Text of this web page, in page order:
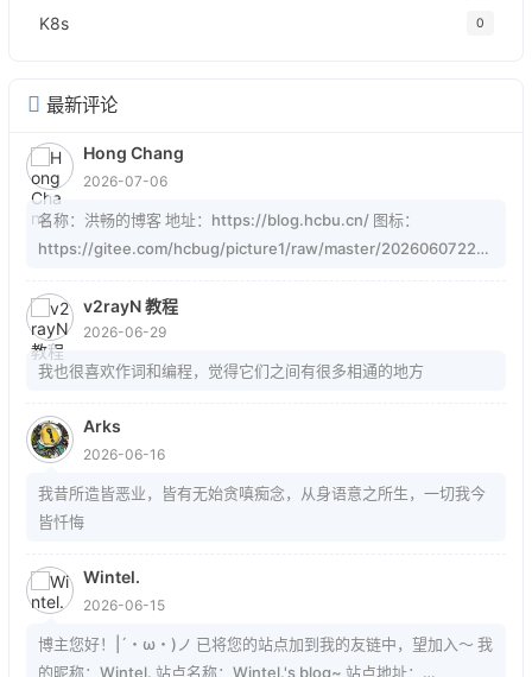
K8s 0
最新评论
Hong Chang
2026-07-06
名称：洪畅的博客 地址：https://blog.hcbu.cn/ 图标：
https://gitee.com/hcbug/picture1/raw/master/20260607223
https://blog.hcbu.cn/atom.xml
v2rayN 教程
2026-06-29
我也很喜欢作词和编程，觉得它们之间有很多相通的地方
Arks
2026-06-16
我昔所造皆恶业，皆有无始贪嗔痴念，从身语意之所生，一切我今
皆忏悔
Wintel.
2026-06-15
博主您好！|´・ω・)ノ 已将您的站点加到我的友链中，望加入～ 我
的昵称：Wintel. 站点名称：Wintel.'s blog~ 站点地址：